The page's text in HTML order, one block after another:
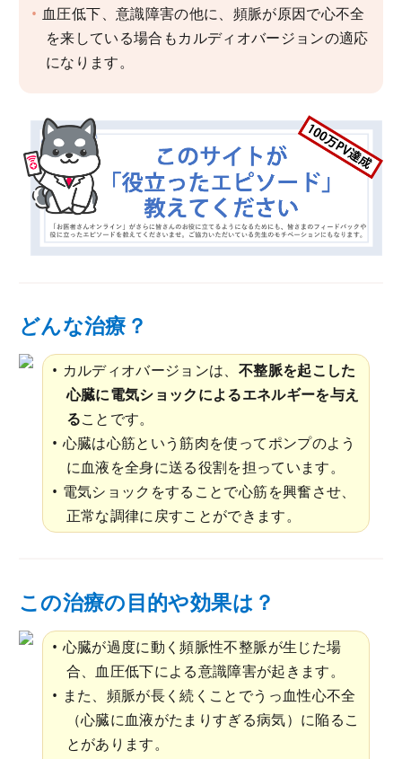
血圧低下、意識障害の他に、頻脈が原因で心不全
を来している場合もカルディオバージョンの適応
になります。
どんな治療？
カルディオバージョンは、 不整脈を起こした
心臓に電気ショックによるエネルギーを与え
ることです。
心臓は心筋という筋肉を使ってポンプのよう
に血液を全身に送る役割を担っています。
電気ショックをすることで心筋を興奮させ、
正常な調律に戻すことができます。
この治療の目的や効果は？
心臓が過度に動く頻脈性不整脈が生じた場
合、血圧低下による意識障害が起きます。
また、頻脈が長く続くことでうっ血性心不全
（心臓に血液がたまりすぎる病気）に陥るこ
とがあります。